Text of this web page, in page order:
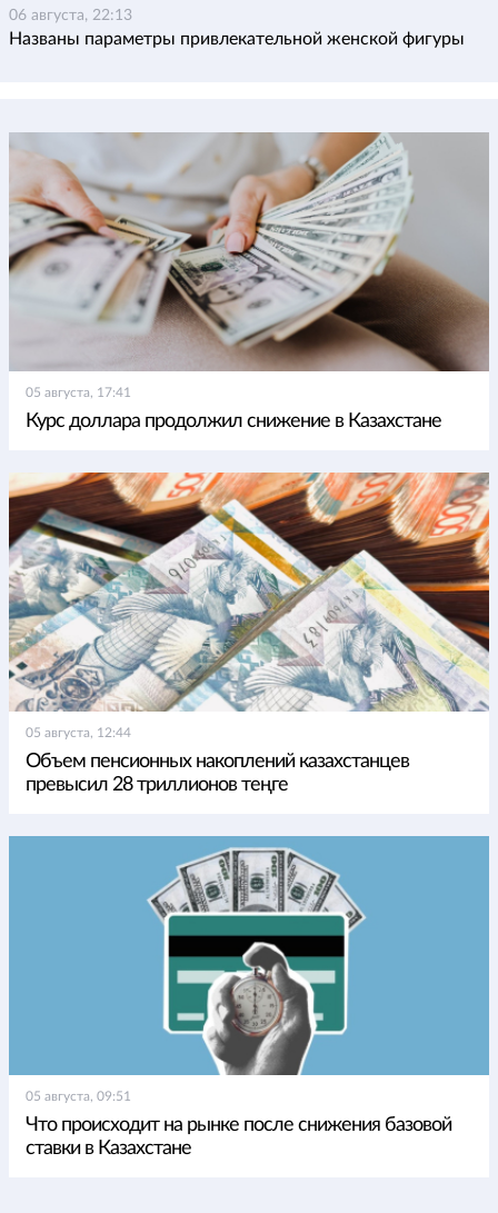
06 августа, 22:13
Названы параметры привлекательной женской фигуры
05 августа, 17:41
Курс доллара продолжил снижение в Казахстане
05 августа, 12:44
Объем пенсионных накоплений казахстанцев
превысил 28 триллионов теңге
05 августа, 09:51
Что происходит на рынке после снижения базовой
ставки в Казахстане